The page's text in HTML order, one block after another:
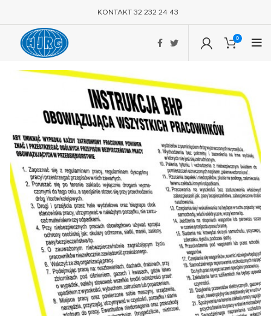
KONTAKT 32 232 24 43
0